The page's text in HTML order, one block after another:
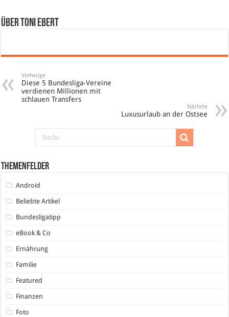
Über Toni Ebert
Vorherige
Diese 5 Bundesliga-Vereine
verdienen Millionen mit
schlauen Transfers
Nächste
Luxusurlaub an der Ostsee
Themenfelder
Android
Beliebte Artikel
Bundesligatipp
eBook & Co
Ernährung
Familie
Featured
Finanzen
Foto